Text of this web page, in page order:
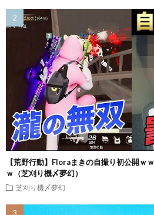
【荒野行動】Floraまきの自撮り初公開ｗ
ｗ（芝刈り機〆夢幻）
芝刈り機〆夢幻